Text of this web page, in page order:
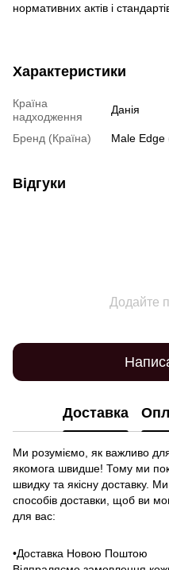
нормативних актів і
Характеристики
Країна
надходження
Данія
Бренд (Країна) Male Edge
Відгуки
Додайте
Доставка
Ми розуміємо, як важливо
якомога швидше! Тому ми
швидку та якісну доставку.
способів доставки, щоб ви
для вас:
•Доставка Новою Поштою